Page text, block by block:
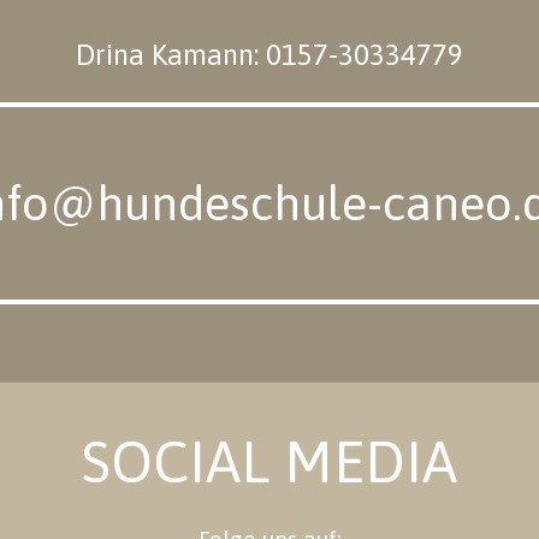
Drina Kamann: 0157-30334779
SOCIAL MEDIA